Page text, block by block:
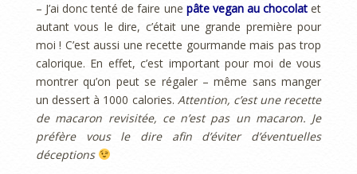
– J’ai donc tenté de faire une pâte vegan au chocolatet
autant vous le dire, c’était une grande première pour
moi ! C’est aussi une recette gourmande mais pas trop
calorique. En effet, c’est important pour moi de vous
montrer qu’on peut se régaler – même sans manger
un dessert à 1000 calories. Attention, c’est une recette
de macaron revisitée, ce n’est pas un macaron. Je
préfère vous le dire afin d’éviter d’éventuelles
déceptions